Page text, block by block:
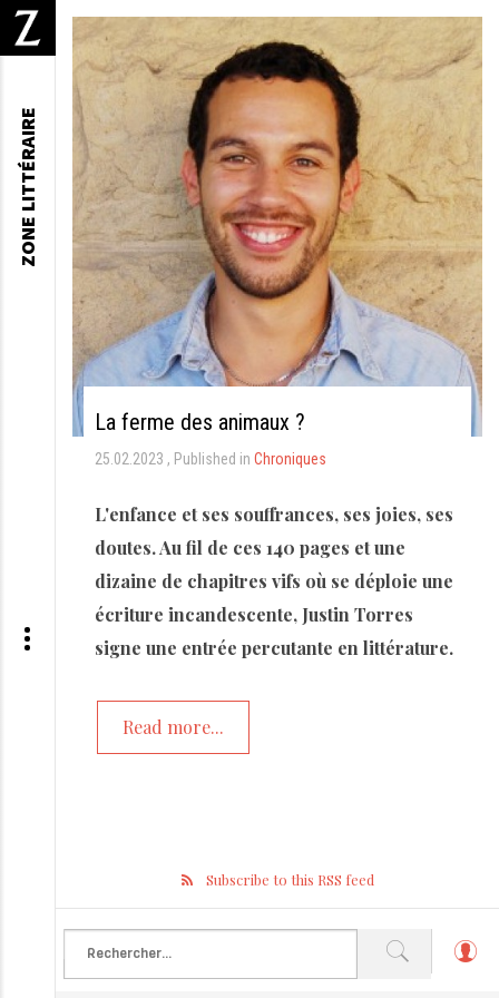
La ferme des animaux ?
25.02.2023 Published in Chroniques
L'enfance et ses souffrances, ses joies, ses
doutes. Au fil de ces 140 pages et une
dizaine de chapitres vifs où se déploie une
écriture incandescente, Justin Torres
signe une entrée percutante en littérature.
Read more...
Subscribe to this RSS feed
ZONE LITTÉRAIRE